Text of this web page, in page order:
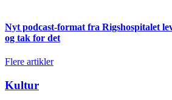
Nyt podcast-format fra Rigshospitalet
og tak for det
Flere artikler
Kultur